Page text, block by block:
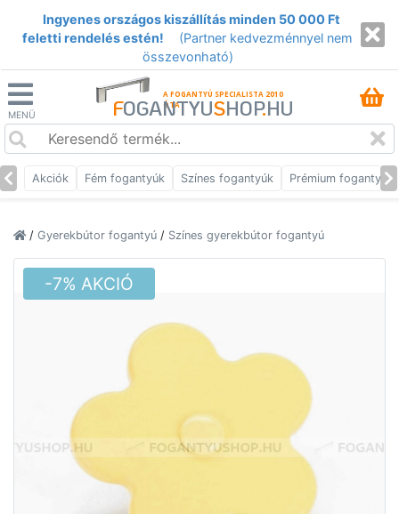
Ingyenes országos kiszállítás minden 50 000 Ft
feletti rendelés estén!
(Partner kedvezménnyel nem
összevonható)
MENÜ
A FOGANTYÚ SPECIALISTA 2010
ÓTA
FOGANTYUSHOP.HU
Akciók Fém fogantyúk Színes fogantyúk Prémium fogantyúk
/ Gyerekbútor fogantyú / Színes gyerekbútor fogantyú
-7% AKCIÓ